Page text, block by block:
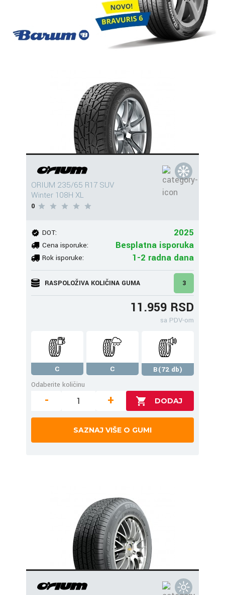
ORIUM 235/65 R17 SUV
Winter 108H XL
0
DOT: 2025
Cena isporuke: Besplatna isporuka
Rok isporuke: 1-2 radna dana
RASPOLOŽIVA KOLIČINA GUMA 3
11.959 RSD
sa PDV-om
C C
B(72 db)
Odaberite količinu
- +
SAZNAJ VIŠE O GUMI